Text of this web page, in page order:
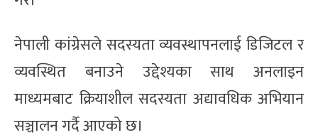
नेपाली कांग्रेसले सदस्यता व्यवस्थापनलाई डिजिटल र
व्यवस्थित बनाउने उद्देश्यका साथ अनलाइन
माध्यमबाट क्रियाशील सदस्यता अद्यावधिक अभियान
सञ्चालन गर्दै आएको छ।